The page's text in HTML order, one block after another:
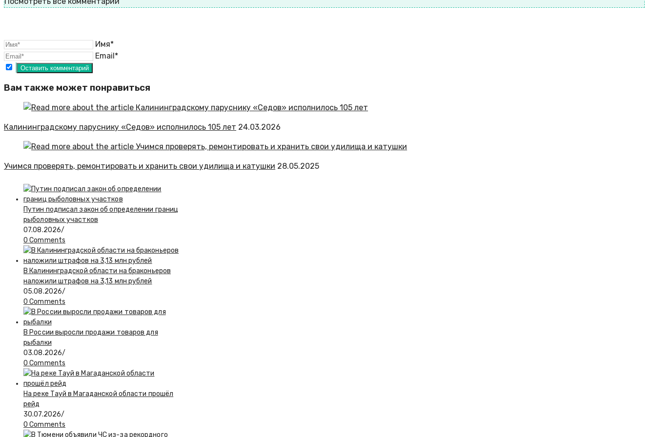
Имя*
Email*
Вам также может понравиться
Калининградскому паруснику «Седов» исполнилось 105 лет 24.03.2026
Учимся проверять, ремонтировать и хранить свои удилища и катушки 28.05.2025
Путин подписал закон об определении границ
рыболовных участков
07.08.2026/
0 Comments
В Калининградской области на браконьеров
наложили штрафов на 3,13 млн рублей
05.08.2026/
0 Comments
В России выросли продажи товаров для
рыбалки
03.08.2026/
0 Comments
На реке Тауй в Магаданской области прошёл
рейд
30.07.2026/
0 Comments